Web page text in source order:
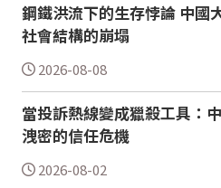
鋼鐵洪流下的生存悖論 中國
社會結構的崩塌
2026-08-08
當投訴熱線變成獵殺工具：
洩密的信任危機
2026-08-02